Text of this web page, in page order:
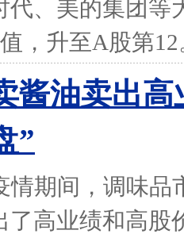
代、美的集团等
，升至A股第12
酱油卖出
”
情期间，调味品
了高业绩和高股